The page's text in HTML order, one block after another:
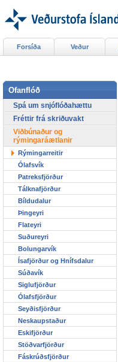
Forsíða Veður
Ofanflóð
Spá um snjóflóðahættu
Fréttir frá skriðuvakt
Viðbúnaður og
rýmingaráætlanir
Rýmingarreitir
Ólafsvík
Patreksfjörður
Tálknafjörður
Bíldudalur
Þingeyri
Flateyri
Suðureyri
Bolungarvík
Ísafjörður og Hnífsdalur
Súðavík
Siglufjörður
Ólafsfjörður
Seyðisfjörður
Neskaupstaður
Eskifjörður
Stöðvarfjörður
Fáskrúðsfjörður